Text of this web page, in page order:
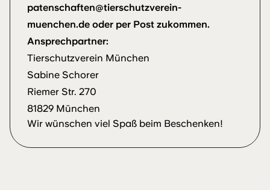
patenschaften@tierschutzverein-
muenchen.de oder per Post zukommen.
Ansprechpartner:
Tierschutzverein München
Sabine Schorer
Riemer Str. 270
81829 München
Wir wünschen viel Spaß beim Beschenken!